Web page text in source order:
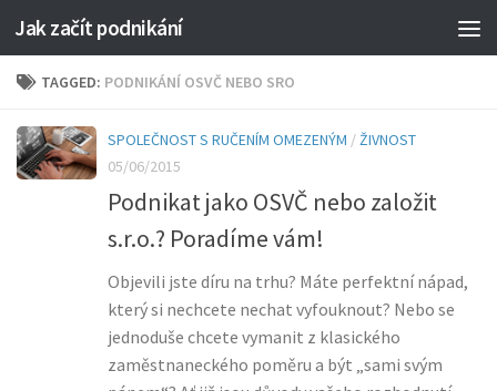
Jak začít podnikání
TAGGED: PODNIKÁNÍ OSVČ NEBO SRO
SPOLEČNOST S RUČENÍM OMEZENÝM /ŽIVNOST
05/06/2015
Podnikat jako OSVČ nebo založit
s.r.o.? Poradíme vám!
Objevili jste díru na trhu? Máte perfektní nápad,
který si nechcete nechat vyfouknout? Nebo se
jednoduše chcete vymanit z klasického
zaměstnaneckého poměru a být „sami svým